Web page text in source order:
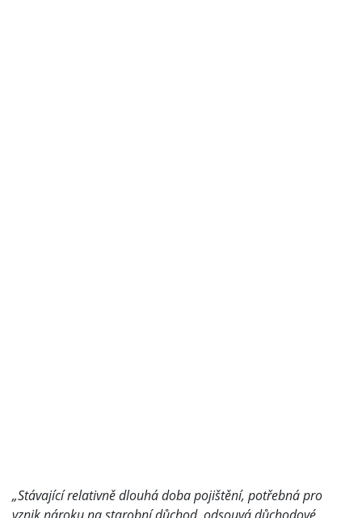
„Stávající relativně dlouhá doba pojištění, potřebná pro